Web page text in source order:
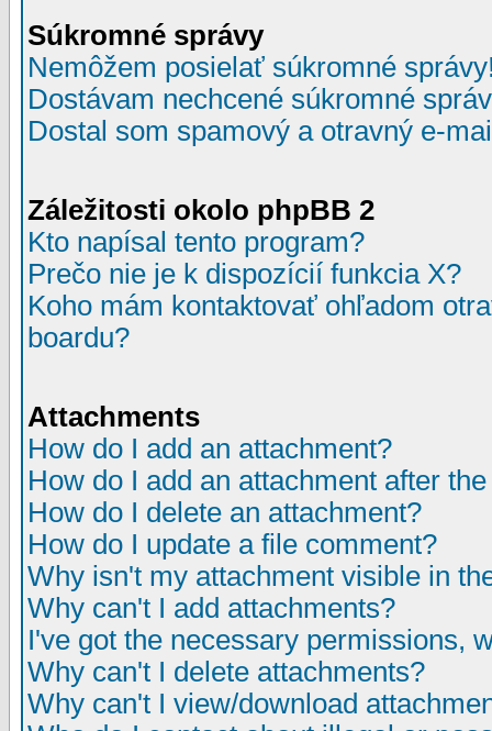
Súkromné správy
Nemôžem posielať súkromné
Dostávam nechcené súkromné
Dostal som spamový a otravný e-
Záležitosti okolo phpBB 2
Kto napísal tento program?
Prečo nie je k dispozícií funkcia X?
Koho mám kontaktovať ohľadom
boardu?
Attachments
How do I add an attachment?
How do I add an attachment after
How do I delete an attachment?
How do I update a file comment?
Why isn't my attachment visible in
Why can't I add attachments?
I've got the necessary permissions,
Why can't I delete attachments?
Why can't I view/download